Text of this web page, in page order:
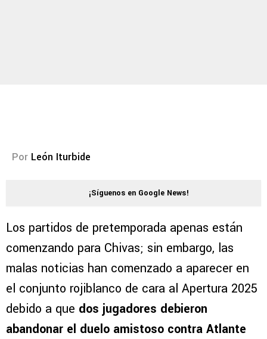
Por León Iturbide
¡Síguenos en Google News!
Los partidos de pretemporada apenas están
comenzando para Chivas; sin embargo, las
malas noticias han comenzado a aparecer en
el conjunto rojiblanco de cara al Apertura 2025
debido a que dos jugadores debieron
abandonar el duelo amistoso contra Atlante